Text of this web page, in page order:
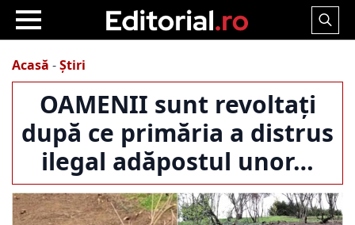
Search
Acasă -Știri
OAMENII sunt revoltați
după ce primăria a distrus
ilegal adăpostul unor…